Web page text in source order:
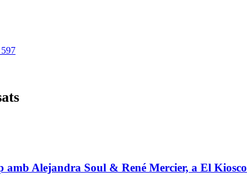
amb Alejandra Soul & René Mercier, a El Kiosco